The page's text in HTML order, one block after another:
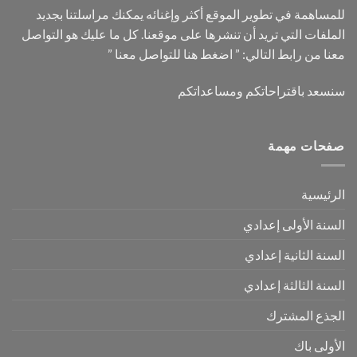
للمساهمة في تطوير الموقع أكثر وإغنائه يمكنك مراسلتنا بجديد
الملفات التي تريد أن تنشرها على موقعنا. كل ما عليك هو التواصل
معنا من رابط التالي: ” اضغط هنا للتواصل معنا ”
سنسعد باقتراحاتكم ومساعداتكم
صفحات مهمة
الرئيسية
السنة الأولى إعدادي
السنة الثانية إعدادي
السنة الثالثة إعدادي
الجذع المشترك
الأولى باك